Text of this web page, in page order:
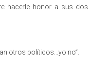
hacerle honor a sus dos
otros políticos…yo no”.